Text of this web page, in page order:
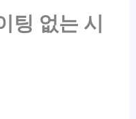
팅 없는 시